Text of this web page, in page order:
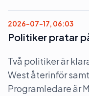
2026-07-17, 06:03
Politiker pratar
Två politiker är
West återinför
Programledare är